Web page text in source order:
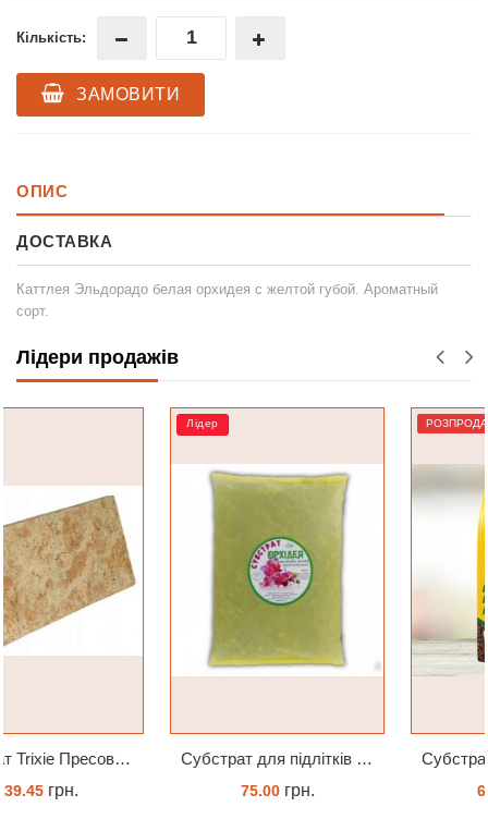
Кількість:
ЗАМОВИТИ
ОПИС
ДОСТАВКА
Каттлея Эльдорадо белая орхидея с желтой губой. Ароматный
сорт.
Лідери продажів
Субстрат для підлітків орхідей 2л Субстрат Seramis (серамис) для орхідей 7 л заводське пакування